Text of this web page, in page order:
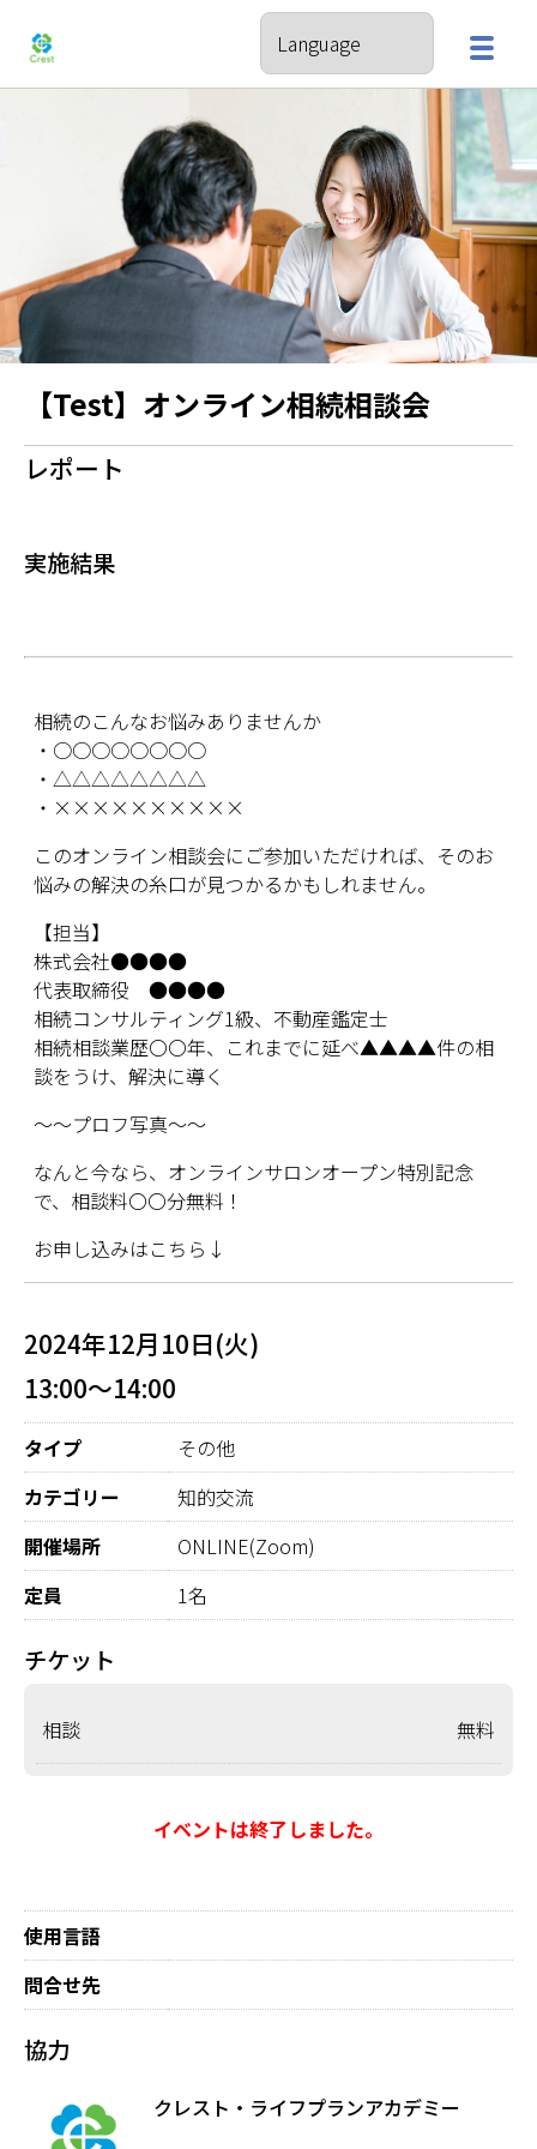
【Test】オンライン相続相談会
レポート
実施結果
相続のこんなお悩みありませんか
・○○○○○○○○
・△△△△△△△△
・××××××××××
このオンライン相談会にご参加いただければ、そのお
悩みの解決の糸口が見つかるかもしれません。
【担当】
株式会社●●●●
代表取締役 ●●●●
相続コンサルティング1級、不動産鑑定士
相続相談業歴〇〇年、これまでに延べ▲▲▲▲件の相
談をうけ、解決に導く
～～プロフ写真～～
なんと今なら、オンラインサロンオープン特別記念
で、相談料〇〇分無料！
お申し込みはこちら↓
2024年12月10日(火)
13:00～14:00
タイプ
その他
カテゴリー
知的交流
開催場所
ONLINE(Zoom)
定員
1名
チケット
相談 無料
イベントは終了しました。
使用言語
問合せ先
協力
クレスト・ライフプランアカデミー